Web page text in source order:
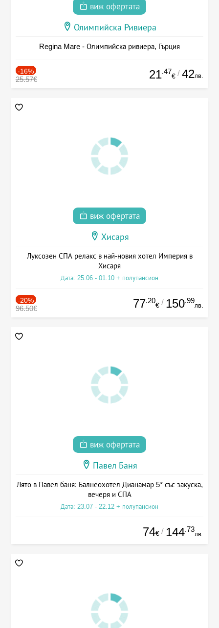
виж офертата
Олимпийска Ривиера
Regina Mare - Олимпийска ривиера, Гърция
-16%
25.57€ 21.47
€ / 42лв.
виж офертата
Хисаря
Луксозен СПА релакс в най-новия хотел Империя в
Хисаря
Дата: 25.06 - 01.10 + полупансион
-20%
96.50€ 77.20
€ / 150.99
лв.
виж офертата
Павел Баня
Лято в Павел баня: Балнеохотел Дианамар 5* със закуска,
вечеря и СПА
Дата: 23.07 - 22.12 + полупансион
74€ / 144.73
лв.